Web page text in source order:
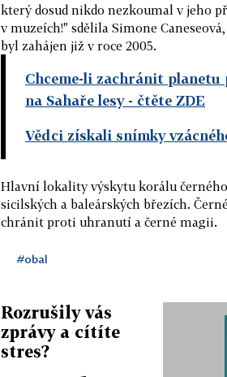
který dosud nikdo nezkoumal v jeho
v muzeích!" sdělila Simone
byl zahájen již v roce 2005.
Chceme-li zachránit planetu
na Sahaře lesy- čtěte ZDE
Vědci získali snímky
Hlavní lokality výskytu korálu
sicilských a baleárských březích.
chránit proti uhranutí a černé magii.
#obal
Rozrušily vás
zprávy a cítíte
stres?